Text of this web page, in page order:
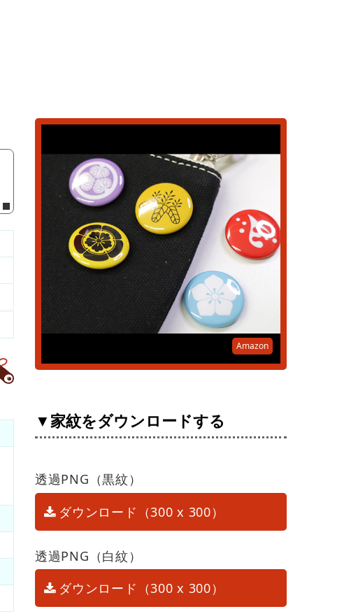
Amazon
▼家紋をダウンロードする
透過PNG（黒紋）
ダウンロード（300 x 300）
透過PNG（白紋）
ダウンロード（300 x 300）